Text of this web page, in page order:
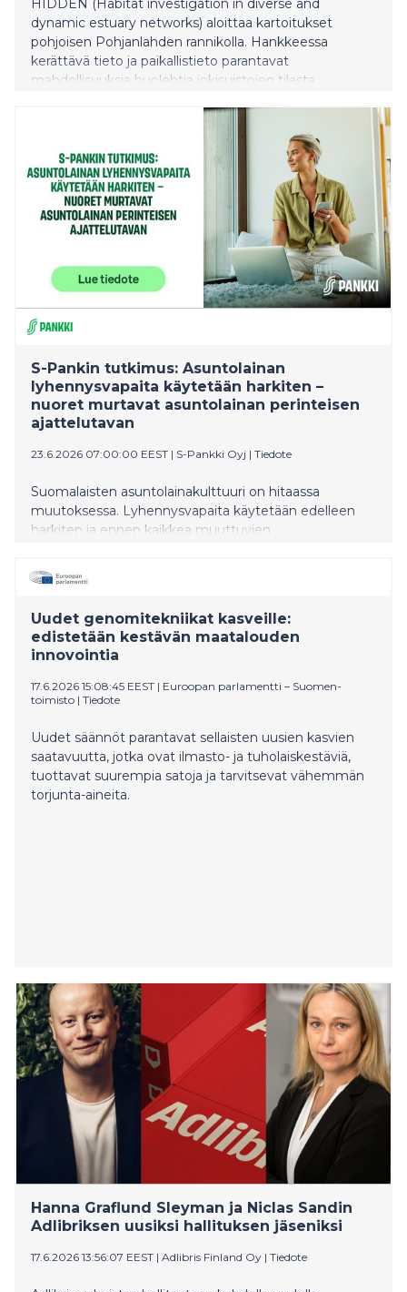
dynamic estuary networks) aloittaa kartoitukset
pohjoisen Pohjanlahden rannikolla. Hankkeessa
kerättävä tieto ja paikallistieto parantavat
mahdollisuuksia huolehtia jokisuistojen tilasta.
S-Pankin tutkimus: Asuntolainan
lyhennysvapaita käytetään harkiten –
nuoret murtavat asuntolainan perinteisen
ajattelutavan
23.6.2026 07:00:00 EEST | S-Pankki Oyj | Tiedote
Suomalaisten asuntolainakulttuuri on hitaassa
muutoksessa. Lyhennysvapaita käytetään edelleen
harkiten ja ennen kaikkea muuttuvien
asuntolainan joustoihin muita rennommin. S-Pankin
asiantuntija muistuttaa, että joustojen
varautumaan arjen talouspaineisiin ja vahvistaa oman
talouden kestävyyttä.
Uudet genomitekniikat kasveille:
edistetään kestävän maatalouden
innovointia
17.6.2026 15:08:45 EEST | Euroopan parlamentti – Suomen-
toimisto | Tiedote
Uudet säännöt parantavat sellaisten uusien kasvien
saatavuutta, jotka ovat ilmasto- ja tuholaiskestäviä,
tuottavat suurempia satoja ja tarvitsevat vähemmän
torjunta-aineita.
Hanna Graflund Sleyman ja Niclas Sandin
Adlibriksen uusiksi hallituksen jäseniksi
17.6.2026 13:56:07 EEST | Adlibris Finland Oy | Tiedote